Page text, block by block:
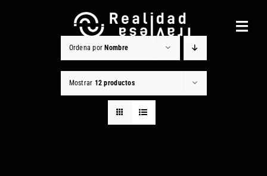
Ordena por Nombre
Mostrar 12 productos